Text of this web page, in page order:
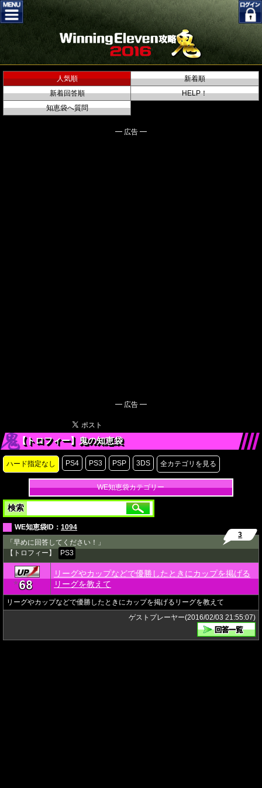
人気順
新着順
新着回答順
HELP！
知恵袋へ質問
━ 広告 ━
━ 広告 ━
【トロフィー】鬼の知恵袋
ハード指定なし PS4 PS3 PSP 3DS 全カテゴリを見る
WE知恵袋カテゴリー
検索
WE知恵袋ID： 1094
「早めに回答してください！」
【トロフィー】
PS3
3
★68
リーグやカップなどで優勝したときにカップを掲げる
リーグを教えて
リーグやカップなどで優勝したときにカップを掲げるリーグを教えて
ゲストプレーヤー(2016/02/03 21:55:07)